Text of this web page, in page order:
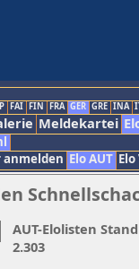
FAI FIN FRA GER GRE INA
Meldekartei
anmelden Elo AUT
AUT-Elolisten
2.303